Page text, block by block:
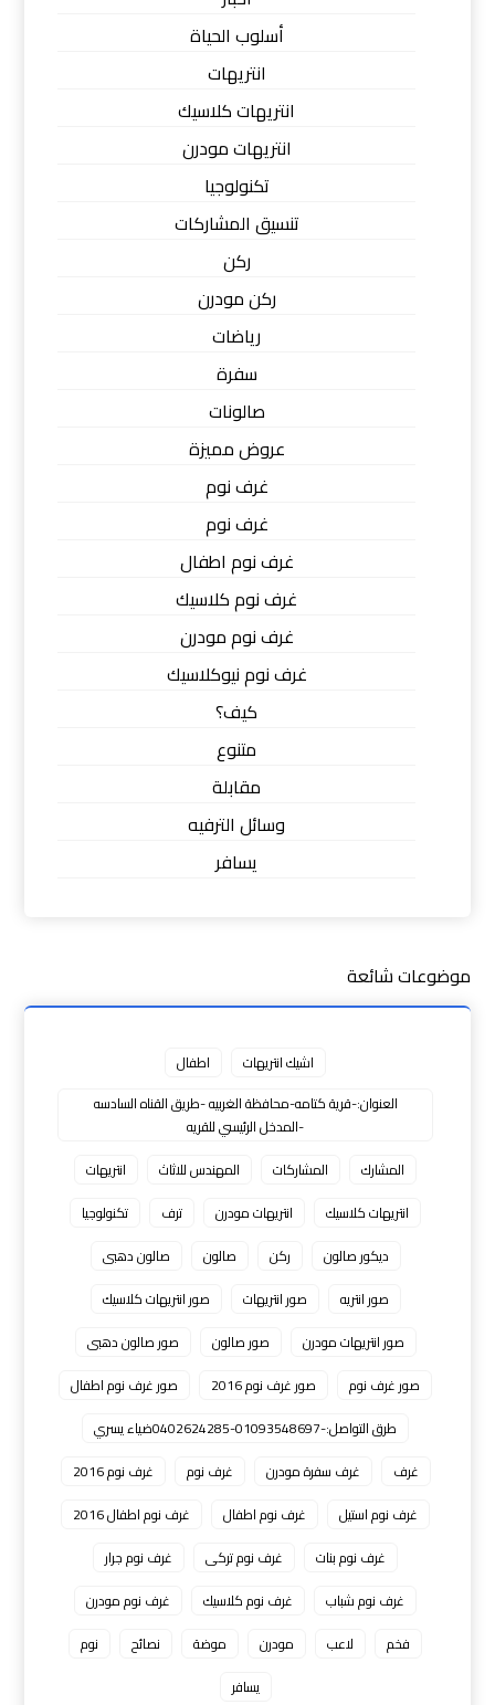
أسلوب الحياة
انتريهات
انتريهات كلاسيك
انتريهات مودرن
تكنولوجيا
تنسيق المشاركات
ركن
ركن مودرن
رياضات
سفرة
صالونات
عروض مميزة
غرف نوم
غرف نوم
غرف نوم اطفال
غرف نوم كلاسيك
غرف نوم مودرن
غرف نوم نيوكلاسيك
كيف؟
متنوع
مقابلة
وسائل الترفيه
يسافر
موضوعات شائعة
اشيك انتريهات
اطفال
العنوان:-قرية كتامه-محافظة الغربيه -طريق القناه السادسه
-المدخل الرئيسي للقريه
المشارك
المشاركات المهندس للاثاث
انتريهات
انتريهات كلاسيك
انتريهات مودرن ترف
تكنولوجيا
ديكور صالون
ركن صالون
صالون دهبى
صور انتريه
صور انتريهات
صور انتريهات كلاسيك
صور انتريهات مودرن
صور صالون
صور صالون دهبى
صور غرف نوم
صور غرف نوم 2016
صور غرف نوم اطفال
طرق التواصل:-01093548697-0402624285ضياء يسري
غرف
غرف سفرة مودرن غرف نوم
غرف نوم 2016
غرف نوم استيل
غرف نوم اطفال
غرف نوم اطفال 2016
غرف نوم بنات
غرف نوم تركى
غرف نوم جرار
غرف نوم شباب
غرف نوم كلاسيك
غرف نوم مودرن
فخم
لاعب مودرن موضة نصائح
نوم
يسافر